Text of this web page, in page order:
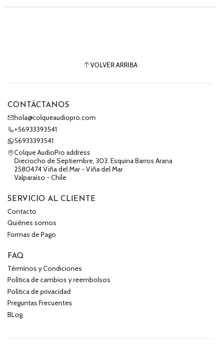
VOLVER ARRIBA
CONTÁCTANOS
hola@colqueaudiopro.com
+56933393541
56933393541
Colque AudioPro address
Dieciocho de Septiembre, 303, Esquina Barros Arana
2580474 Viña del Mar - Viña del Mar
Valparaíso - Chile
SERVICIO AL CLIENTE
Contacto
Quiénes somos
Formas de Pago
FAQ
Términos y Condiciones
Política de cambios y reembolsos
Política de privacidad
Preguntas Frecuentes
BLog